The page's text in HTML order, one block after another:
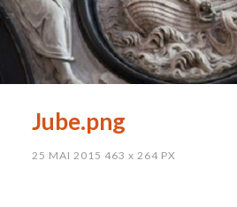
Jube.png
25 MAI 2015 463 x 264 PX